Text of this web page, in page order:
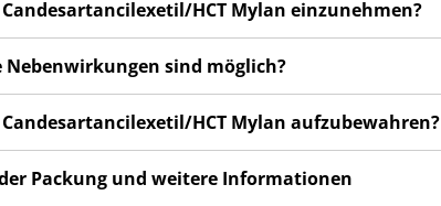
Candesartancilexetil/HCT Mylan einzunehmen?
Nebenwirkungen sind möglich?
Candesartancilexetil/HCT Mylan aufzubewahren?
Packung und weitere Informationen